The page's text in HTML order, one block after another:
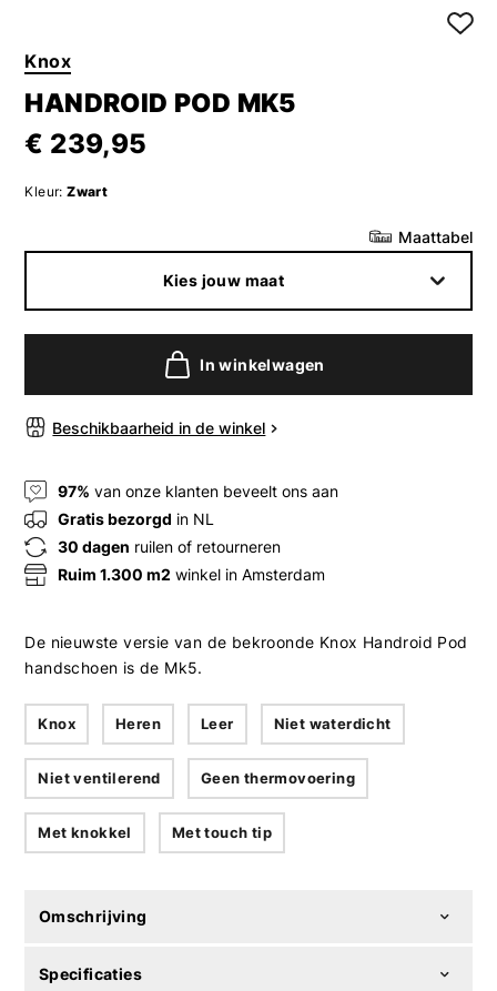
Knox
HANDROID POD MK5
€ 239,95
Kleur: Zwart
Maattabel
Kies jouw maat
In winkelwagen
Beschikbaarheid in de winkel
97% van onze klanten beveelt ons aan
Gratis bezorgd in NL
30 dagen ruilen of retourneren
Ruim 1.300 m2 winkel in Amsterdam
De nieuwste versie van de bekroonde Knox Handroid Pod
handschoen is de Mk5.
Knox Heren Leer Niet waterdicht
Niet ventilerend Geen thermovoering
Met knokkel Met touch tip
Omschrijving
Specificaties